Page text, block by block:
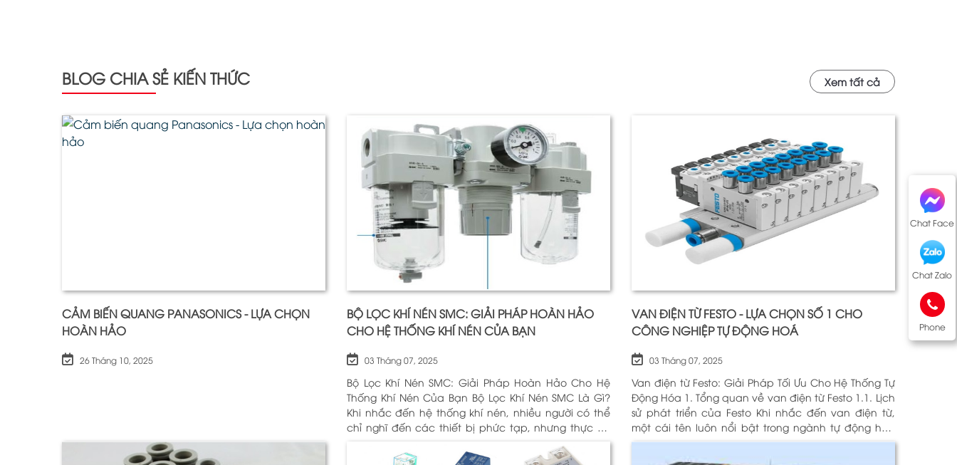
Chat Face
Chat Zalo
Phone
BLOG CHIA SẺ KIẾN THỨC
CẢM BIẾN QUANG PANASONICS - LỰA CHỌN
HOÀN HẢO
26 Tháng 10, 2025
BỘ LỌC KHÍ NÉN SMC: GIẢI PHÁP HOÀN HẢO
CHO HỆ THỐNG KHÍ NÉN CỦA BẠN
03 Tháng 07, 2025
Bộ Lọc Khí Nén SMC: Giải Pháp Hoàn Hảo Cho Hệ
Thống Khí Nén Của Bạn Bộ Lọc Khí Nén SMC Là Gì?
Khi nhắc đến hệ thống khí nén, nhiều người có thể
chỉ nghĩ đến các thiết bị phức tạp, nhưng thực sự,
đảm bảo h
VAN ĐIỆN TỪ FESTO - LỰA CHỌN SỐ 1 CHO
CÔNG NGHIỆP TỰ ĐỘNG HOÁ
03 Tháng 07, 2025
Van điện từ Festo: Giải Pháp Tối Ưu Cho Hệ Thống Tự
Động Hóa 1. Tổng quan về van điện từ Festo 1.1. Lịch
sử phát triển của Festo Khi nhắc đến van điện từ,
một cái tên luôn nổi bật trong ngành tự động hóa
chính là Festo. Được thành lập vào năm 1925 tại
Đức, Festo đã trải qua hơn
Xem tất cả